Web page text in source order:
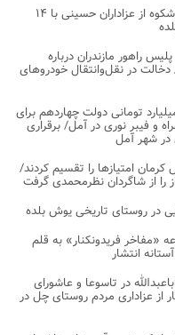
پذیرایی متفاوت و باشکوه از عزاداران حسینی با ۱۴
راهور مازندران درباره
در نقل‌وانتقال خودروهای
گذاری ۱۸۰ میلیارد تومانی دولت چهاردهم برای
و فیبر نوری در آمل/ برقراری
امتیازها را تقسیم کردند/
از شاگردان نظرمحمدی گرفت
در روستای تاریخی یوش بلده
«مفاخر فریدونکنار» به قلم
انتشار
در تاسوعا و عاشورای
از عزاداری مردم روستای چل در